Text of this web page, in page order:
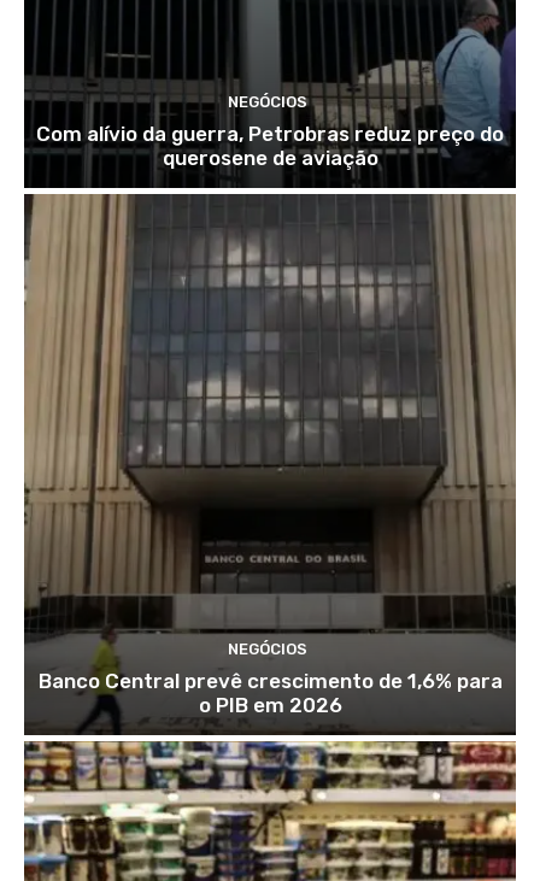
NEGÓCIOS
Com alívio da guerra, Petrobras reduz preço do
querosene de aviação
NEGÓCIOS
Banco Central prevê crescimento de 1,6% para
o PIB em 2026